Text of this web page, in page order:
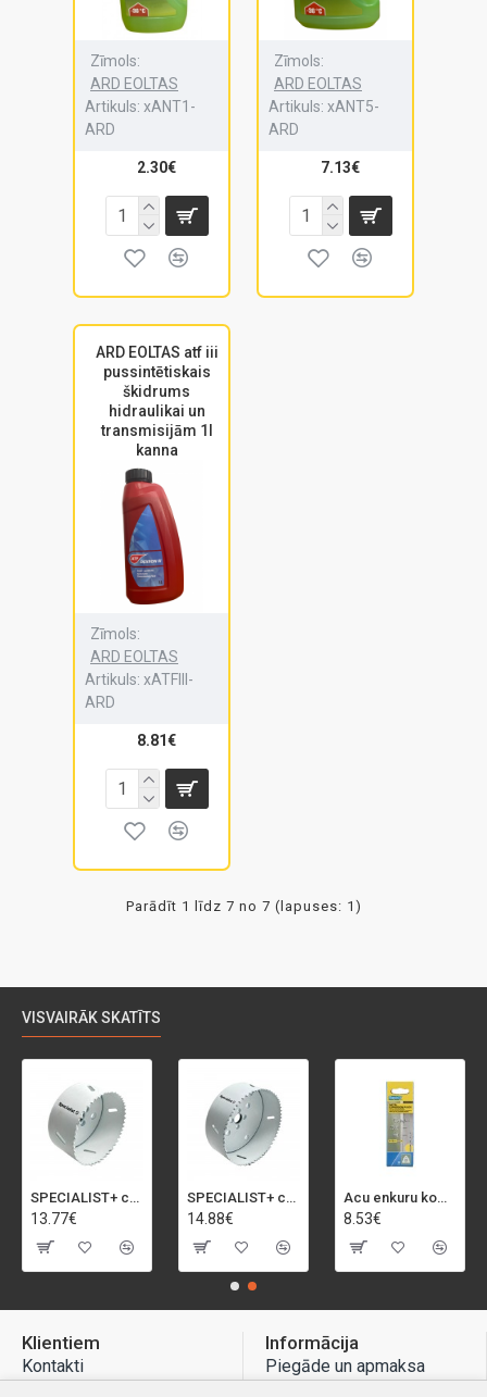
Zīmols:
ARD EOLTAS
Artikuls: xANT1-
ARD
2.30€
Zīmols:
ARD EOLTAS
Artikuls: xANT5-
ARD
7.13€
ARD EOLTAS atf iii
pussintētiskais
škidrums
hidraulikai un
transmisijām 1l
kanna
Zīmols:
ARD EOLTAS
Artikuls: xATFIII-
ARD
8.81€
Parādīt 1 līdz 7 no 7 (lapuses: 1)
VISVAIRĀK SKATĪTS
SPECIALIST+ caurumu zāģis BI-METAL, 92 mm
13.77€
SPECIALIST+ caurumu zāģis BI-METAL, 98 mm
14.88€
Acu enkuru komplekts, 3-13 mm, Rapid, 12 gab.
8.53€
Klientiem
Kontakti
Informācija
Piegāde un apmaksa